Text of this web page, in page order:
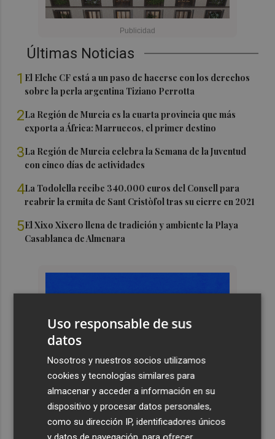
Últimas Noticias
1 El Elche CF está a un paso de hacerse con los derechos
sobre la perla argentina Tiziano Perrotta
2La Región de Murcia es la cuarta provincia que más
exporta a África: Marruecos, el primer destino
3La Región de Murcia celebra la Semana de la Juventud
con cinco días de actividades
4La Todolella recibe 340.000 euros del Consell para
reabrir la ermita de Sant Cristòfol tras su cierre en 2021
5El Xixo Xixero llena de tradición y ambiente la Playa
Casablanca de Almenara
Uso responsable de sus
datos
Nosotros y nuestros socios utilizamos
cookies y tecnologías similares para
almacenar y acceder a información en su
dispositivo y procesar datos personales,
como su dirección IP, identificadores únicos